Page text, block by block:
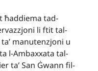
ħaddiema tad-
li ftit tal-
manutenzjoni u
l-Ambaxxata tal-
ta’ San Ġwann fil-